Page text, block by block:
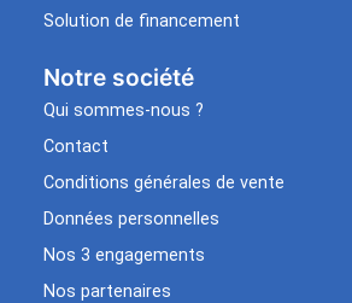
Solution de financement
Notre société
Qui sommes-nous ?
Contact
Conditions générales de vente
Données personnelles
Nos 3 engagements
Nos partenaires